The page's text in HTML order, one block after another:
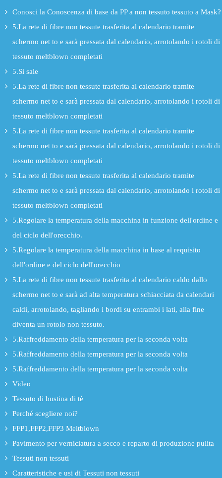
Conosci la Conoscenza di base da PP a non tessuto tessuto a Mask?
5.La rete di fibre non tessute trasferita al calendario tramite
schermo net to e sarà pressata dal calendario, arrotolando i rotoli di
tessuto meltblown completati
5.Si sale
5.La rete di fibre non tessute trasferita al calendario tramite
schermo net to e sarà pressata dal calendario, arrotolando i rotoli di
tessuto meltblown completati
5.La rete di fibre non tessute trasferita al calendario tramite
schermo net to e sarà pressata dal calendario, arrotolando i rotoli di
tessuto meltblown completati
5.La rete di fibre non tessute trasferita al calendario tramite
schermo net to e sarà pressata dal calendario, arrotolando i rotoli di
tessuto meltblown completati
5.Regolare la temperatura della macchina in funzione dell'ordine e
del ciclo dell'orecchio.
5.Regolare la temperatura della macchina in base al requisito
dell'ordine e del ciclo dell'orecchio
5.La rete di fibre non tessute trasferita al calendario caldo dallo
schermo net to e sarà ad alta temperatura schiacciata da calendari
caldi, arrotolando, tagliando i bordi su entrambi i lati, alla fine
diventa un rotolo non tessuto.
5.Raffreddamento della temperatura per la seconda volta
5.Raffreddamento della temperatura per la seconda volta
5.Raffreddamento della temperatura per la seconda volta
Video
Tessuto di bustina di tè
Perché scegliere noi?
FFP1,FFP2,FFP3 Meltblown
Pavimento per verniciatura a secco e reparto di produzione pulita
Tessuti non tessuti
Caratteristiche e usi di Tessuti non tessuti